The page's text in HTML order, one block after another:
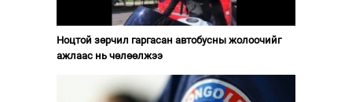
Ноцтой зөрчил гаргасан автобусны жолоочийг
ажлаас нь чөлөөлжээ